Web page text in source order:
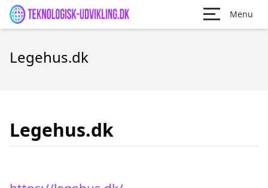
Menu
Legehus.dk
Legehus.dk